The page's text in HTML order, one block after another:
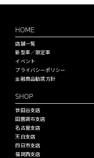
HOME
店舗一覧
新型車／限定車
イベント
プライバシーポリシー
金融商品勧誘方針
SHOP
世田谷支店
田園調布支店
名古屋支店
天白支店
四日市支店
福岡西支店